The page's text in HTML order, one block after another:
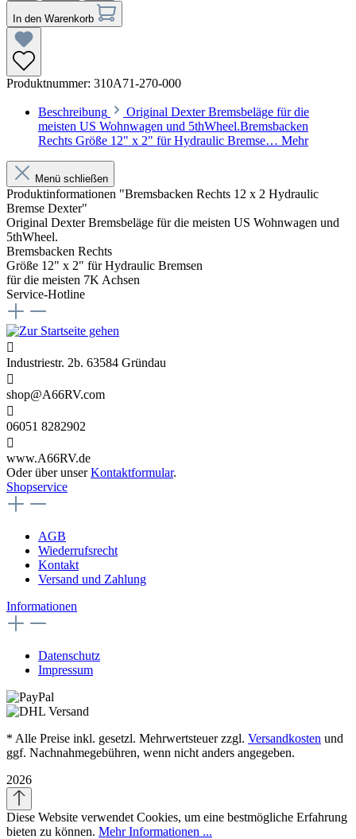
In den Warenkorb
Produktnummer: 310A71-270-000
Beschreibung
Original Dexter Bremsbeläge für die
meisten US Wohnwagen und 5thWheel.Bremsbacken
Rechts Größe 12" x 2" für Hydraulic Bremse… Mehr
Menü schließen
Produktinformationen "Bremsbacken Rechts 12 x 2 Hydraulic
Bremse Dexter"
Original Dexter Bremsbeläge für die meisten US Wohnwagen und
5thWheel.
Bremsbacken Rechts
Größe 12" x 2" für Hydraulic Bremsen
für die meisten 7K Achsen
Service-Hotline
Industriestr. 2b. 63584 Gründau
shop@A66RV.com
06051 8282902
www.A66RV.de
Oder über unserKontaktformular.
Shopservice
AGB
Wiederrufsrecht
Kontakt
Versand und Zahlung
Informationen
Datenschutz
Impressum
* Alle Preise inkl. gesetzl. Mehrwertsteuer zzgl. Versandkosten und
ggf. Nachnahmegebühren, wenn nicht anders angegeben.
2026
Diese Website verwendet Cookies, um eine bestmögliche Erfahrung
bieten zu können. Mehr Informationen ...